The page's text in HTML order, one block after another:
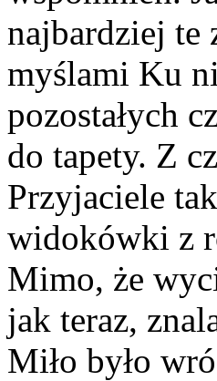
najbardziej te
myślami Ku
pozostałych
do tapety. Z
Przyjaciele
widokówki z
Mimo, że
jak teraz,
Miło było